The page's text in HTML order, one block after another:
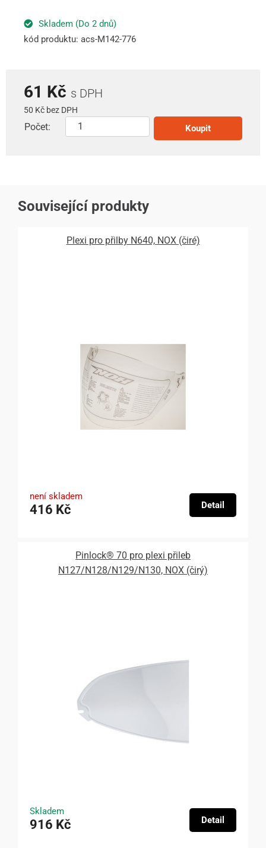
Skladem (Do 2 dnů)
kód produktu: acs-M142-776
61 Kč s DPH
50 Kč bez DPH
Počet: Koupit
Související produkty
Plexi pro přilby N640, NOX (čiré)
není skladem
416 Kč Detail
Pinlock® 70 pro plexi přileb
N127/N128/N129/N130, NOX (čirý)
Skladem
916 Kč Detail